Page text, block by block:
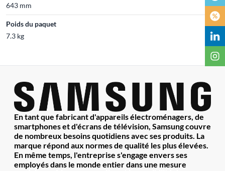
643 mm
Poids du paquet
7.3 kg
En tant que fabricant d'appareils électroménagers, de
smartphones et d'écrans de télévision, Samsung couvre
de nombreux besoins quotidiens avec ses produits. La
marque répond aux normes de qualité les plus élevées.
En même temps, l'entreprise s'engage envers ses
employés dans le monde entier dans une mesure